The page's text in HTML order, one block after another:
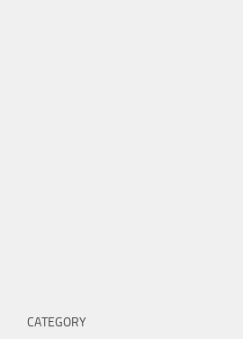
CATEGORY